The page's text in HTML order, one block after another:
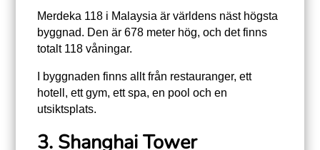
Merdeka 118 i Malaysia är världens näst högsta
byggnad. Den är 678 meter hög, och det finns
totalt 118 våningar.
I byggnaden finns allt från restauranger, ett
hotell, ett gym, ett spa, en pool och en
utsiktsplats.
3. Shanghai Tower